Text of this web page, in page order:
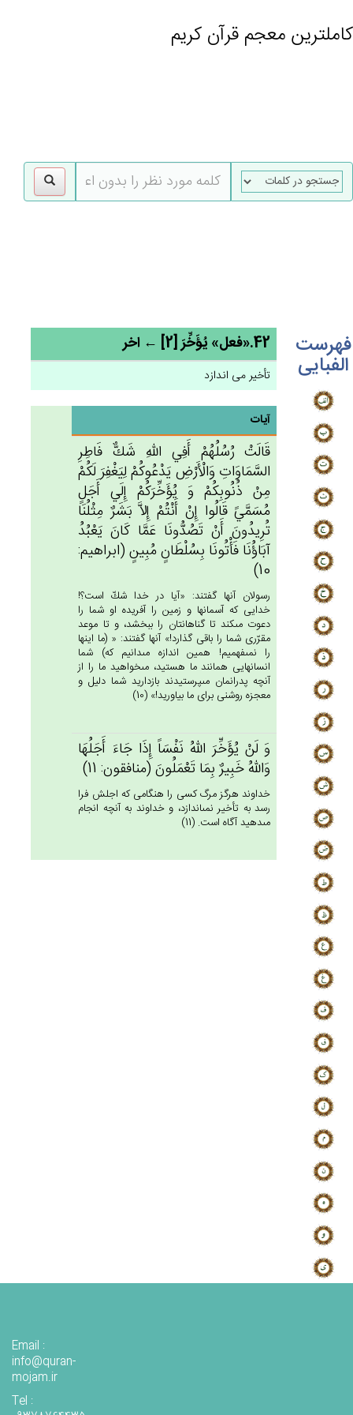
کاملترین معجم قرآن کریم
فهرست
الفبایی
42.«فعل» يُؤَخِّرَ [2] ← اخر
تأخیر می اندازد
آیات
قَالَت‌ْ رُسُلُهُم‌ْ أَفِي‌ الله‌ِ شَك‌ٌّ فَاطِرِ
السَّمَاوَات‌ِ وَالْأَرْض‌ِ يَدْعُوكُم‌ْ لِيَغْفِرَ لَكُمْ‌
مِنْ‌ ذُنُوبِكُم‌ْ وَ يُؤَخِّرَكُم‌ْ إِلَي‌ أَجَل‌ٍ
مُسَمَّي‌ً قَالُوا إِن‌ْ أَنْتُم‌ْ إِلاَّ بَشَرٌ مِثْلُنَا
تُرِيدُون‌َ أَنْ‌ تَصُدُّونَا عَمَّا كَان‌َ يَعْبُدُ
آبَاؤُنَا فَأْتُونَا بِسُلْطَان‌ٍ مُبِين‌ٍ (ابراهيم:
10)
رسولان آنها گفتند: «آيا در خدا شكّ است؟!
خدايى كه آسمانها و زمين را آفريده او شما را
دعوت مى‏كند تا گناهانتان را ببخشد، و تا موعد
مقرّرى شما را باقى گذارد!» آنها گفتند: « (ما اينها
را نمى‏فهميم! همين اندازه مى‏دانيم كه) شما
انسانهايى همانند ما هستيد، مى‏خواهيد ما را از
آنچه پدرانمان مى‏پرستيدند بازداريد شما دليل و
معجزه روشنى براى ما بياوريد!» (10)
وَ لَن‌ْ يُؤَخِّرَ الله‌ُ نَفْسَاً إِذَا جَاءَ أَجَلُهَا
وَالله‌ُ خَبِيرٌ بِمَا تَعْمَلُون‌َ (منافقون: 11)
خداوند هرگز مرگ كسى را هنگامى كه اجلش فرا
رسد به تأخير نمى‏اندازد، و خداوند به آنچه انجام
مى‏دهيد آگاه است. (11)
Email :
info@quran-
mojam.ir
Tel :